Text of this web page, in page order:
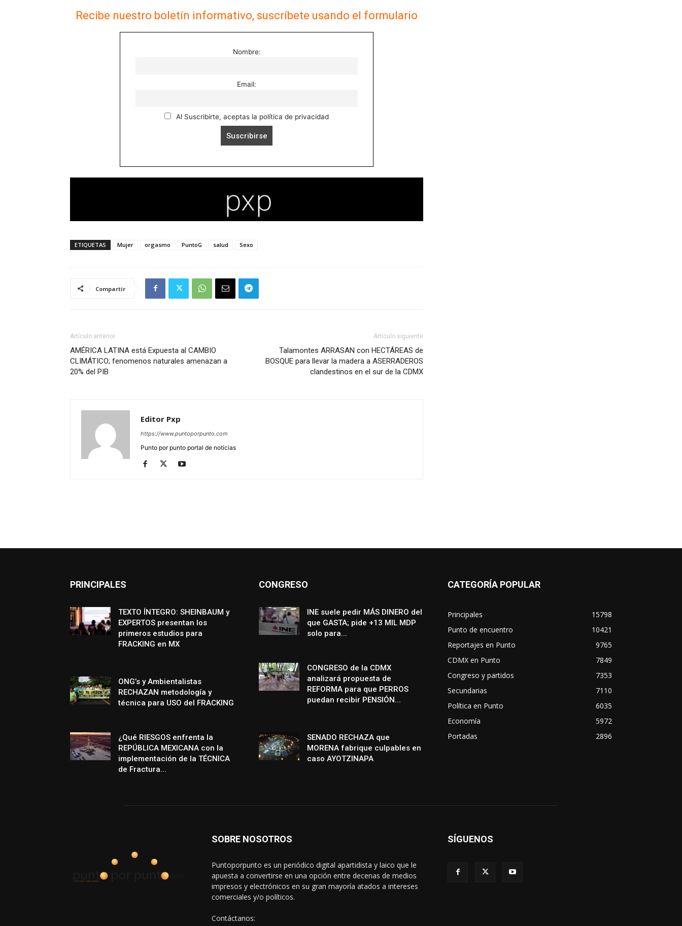
Recibe nuestro boletín informativo, suscríbete usando el formulario
Nombre:
Email:
Al Suscribirte, aceptas la política de privacidad
ETIQUETAS Mujer orgasmo PuntoG salud Sexo
Compartir
Artículo anterior
AMÉRICA LATINA está Expuesta al CAMBIO
CLIMÁTICO; fenomenos naturales amenazan a
20% del PIB
Artículo siguiente
Talamontes ARRASAN con HECTÁREAS de
BOSQUE para llevar la madera a ASERRADEROS
clandestinos en el sur de la CDMX
Editor Pxp
https://www.puntoporpunto.com
Punto por punto portal de noticias
PRINCIPALES
TEXTO ÍNTEGRO: SHEINBAUM y
EXPERTOS presentan los
primeros estudios para
FRACKING en MX
ONG’s y Ambientalistas
RECHAZAN metodología y
técnica para USO del FRACKING
¿Qué RIESGOS enfrenta la
REPÚBLICA MEXICANA con la
implementación de la TÉCNICA
de Fractura...
CONGRESO
INE suele pedir MÁS DINERO del
que GASTA; pide +13 MIL MDP
solo para...
CONGRESO de la CDMX
analizará propuesta de
REFORMA para que PERROS
puedan recibir PENSIÓN...
SENADO RECHAZA que
MORENA fabrique culpables en
caso AYOTZINAPA
CATEGORÍA POPULAR
Principales
15798
Punto de encuentro
10421
Reportajes en Punto
9765
CDMX en Punto
7849
Congreso y partidos
7353
Secundarias
7110
Política en Punto
6035
Economía
5972
Portadas
2896
SOBRE NOSOTROS
Puntoporpunto es un periódico digital apartidista y laico que le
apuesta a convertirse en una opción entre decenas de medios
impresos y electrónicos en su gran mayoría atados a intereses
comerciales y/o políticos.
Contáctanos:
SÍGUENOS